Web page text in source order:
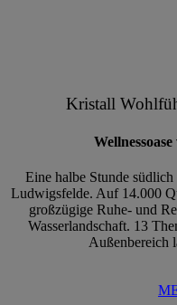
Kristall
Eine halbe Stunde
Ludwigsfelde. Auf 14.000
großzügige Ruhe- und
Wasserlandschaft. 13
Außenbereich